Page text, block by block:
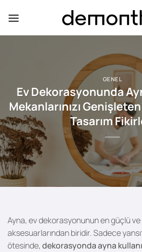
atla
GENEL
Ev Dekorasyonunda
Mekanlarınızı
Tasarım
Ayna, ev dekorasyonunun en güçlü
aksesuarlarından biridir. Sadece
ötesinde, dekorasyonda ayna